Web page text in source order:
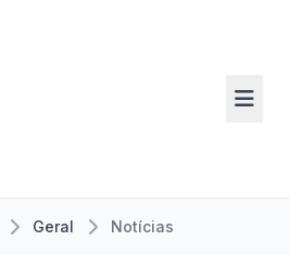
Geral Notícias